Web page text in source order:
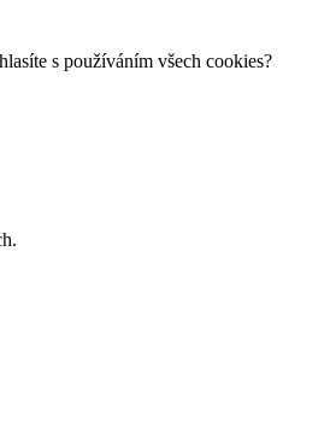
s používáním všech cookies?